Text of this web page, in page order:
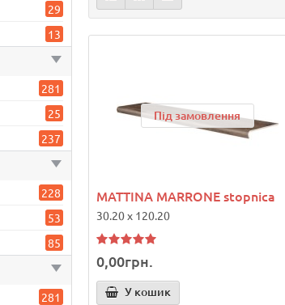
29
13
281
25
237
228
53
85
281
Під замовлення
MATTINA MARRONE stopnica
30.20 x 120.20
0,00грн.
У кошик